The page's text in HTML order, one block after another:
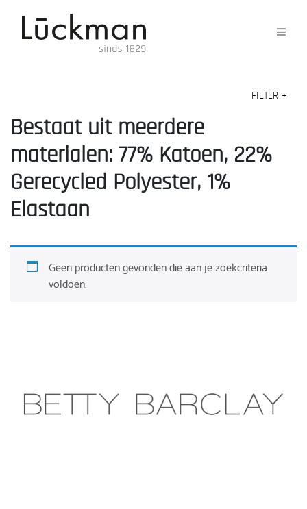
FILTER +
Bestaat uit meerdere
materialen: 77% Katoen, 22%
Gerecycled Polyester, 1%
Elastaan
Geen producten gevonden die aan je zoekcriteria
voldoen.